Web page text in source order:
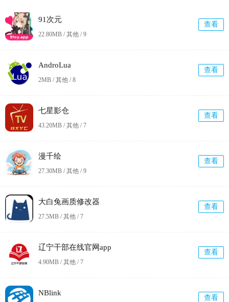
91次元
22.80MB / 其他 /9
查看
AndroLua
2MB / 其他 /8
查看
七星影仓
43.20MB / 其他 /7
查看
漫千绘
27.30MB / 其他 /9
查看
大白兔画质修改器
27.5MB / 其他 /7
查看
辽宁干部在线官网app
4.90MB / 其他 /7
查看
NBlink
查看